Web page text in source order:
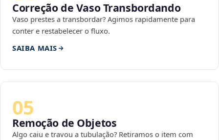
Correção de Vaso Transbordando
Vaso prestes a transbordar? Agimos rapidamente para
conter e restabelecer o fluxo.
SAIBA MAIS
05
Remoção de Objetos
Algo caiu e travou a tubulação? Retiramos o item com